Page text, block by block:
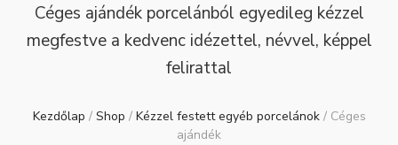
Céges ajándék porcelánból egyedileg kézzel
megfestve a kedvenc idézettel, névvel, képpel
felirattal
Kezdőlap / Shop / Kézzel festett egyéb porcelánok / Céges
ajándék